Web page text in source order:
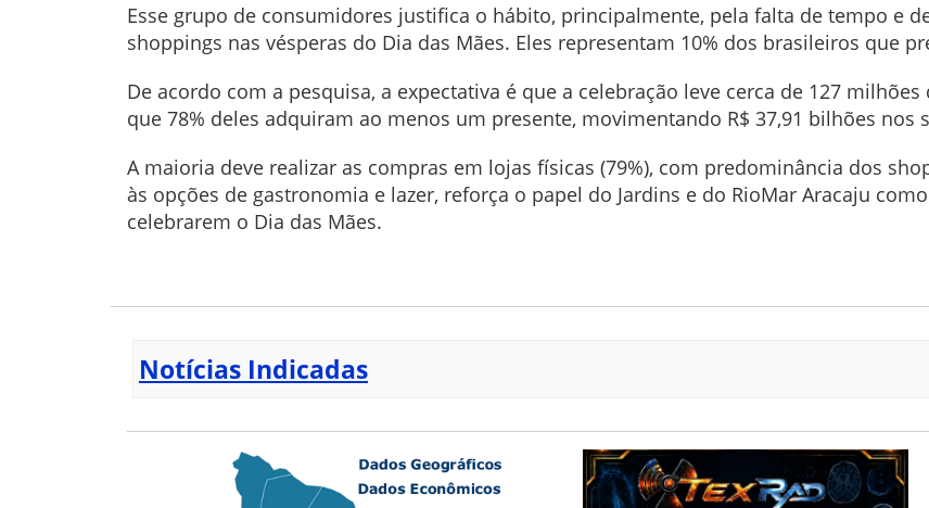
Esse grupo de consumidores justifica o hábito, principalmente, pela falta de tempo e
shoppings nas vésperas do Dia das Mães. Eles representam 10% dos brasileiros que
De acordo com a pesquisa, a expectativa é que a celebração leve cerca de 127
que 78% deles adquiram ao menos um presente, movimentando R$ 37,91 bilhões nos
A maioria deve realizar as compras em lojas físicas (79%), com predominância dos
às opções de gastronomia e lazer, reforça o papel do Jardins e do RioMar Aracaju
celebrarem o Dia das Mães.
Notícias Indicadas